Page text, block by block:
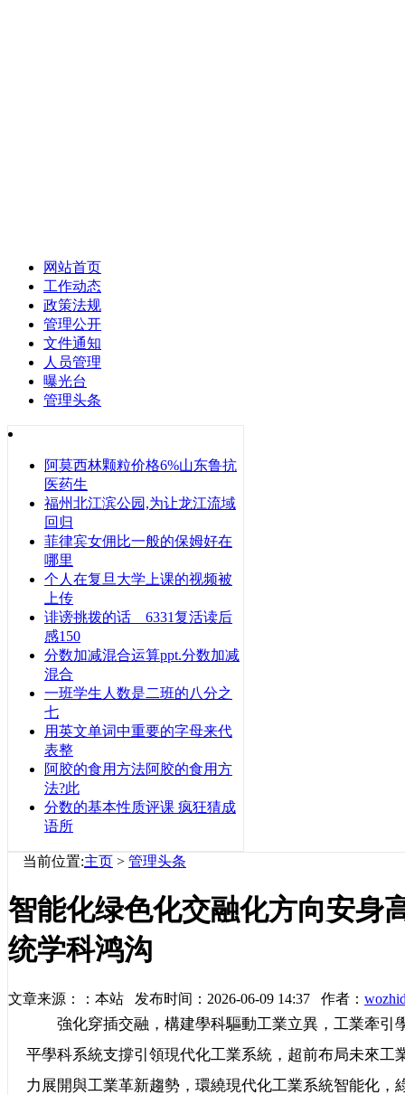
网站首页
工作动态
政策法规
管理公开
文件通知
人员管理
曝光台
管理头条
阿莫西林颗粒价格6%山东鲁抗
医药生
福州北江滨公园,为让龙江流域
回归
菲律宾女佣比一般的保姆好在
哪里
个人在复旦大学上课的视频被
上传
诽谤挑拨的话 6331复活读后
感150
分数加减混合运算ppt.分数加减
混合
一班学生人数是二班的八分之
七
用英文单词中重要的字母来代
表整
阿胶的食用方法阿胶的食用方
法?此
分数的基本性质评课 疯狂猜成
语所
当前位置:主页 > 管理头条
智能化绿色化交融化方向安身
统学科鸿沟
文章来源：：本站 发布时间：2026-06-09 14:37 作者：
強化穿插交融，構建學科驅動工業立異，工業牽引
平學科系統支撐引領現代化工業系統，超前布局
力展開與工業革新趨勢，環繞現代化工業系統智能化，